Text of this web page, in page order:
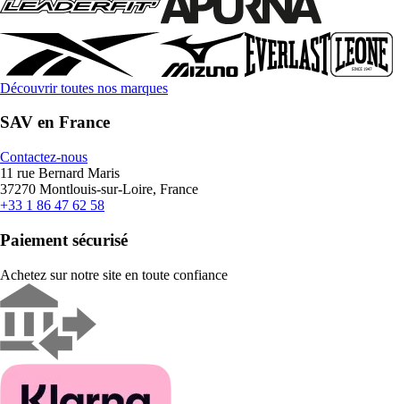
Découvrir toutes nos marques
SAV en France
Contactez-nous
11 rue Bernard Maris
37270 Montlouis-sur-Loire, France
+33 1 86 47 62 58
Paiement sécurisé
Achetez sur notre site en toute confiance